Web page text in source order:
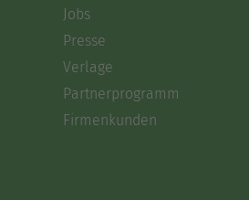
Jobs
Presse
Verlage
Partnerprogramm
Firmenkunden